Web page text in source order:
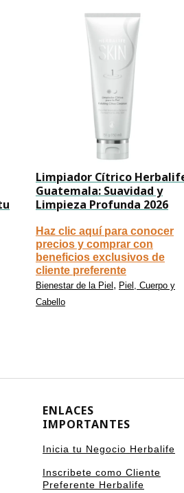
Limpiador Cítrico
Guatemala: Suavidad y
Limpieza Profunda 2026
Haz clic aquí para conocer
precios y comprar con
beneficios exclusivos de
cliente preferente
Bienestar de la Piel , Piel, Cuerpo y
Cabello
ENLACES
IMPORTANTES
Inicia tu Negocio Herbalife
Inscribete como Cliente
Preferente Herbalife